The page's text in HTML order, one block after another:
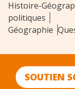
Histoire-
politiques
Géographie
SOUTIEN